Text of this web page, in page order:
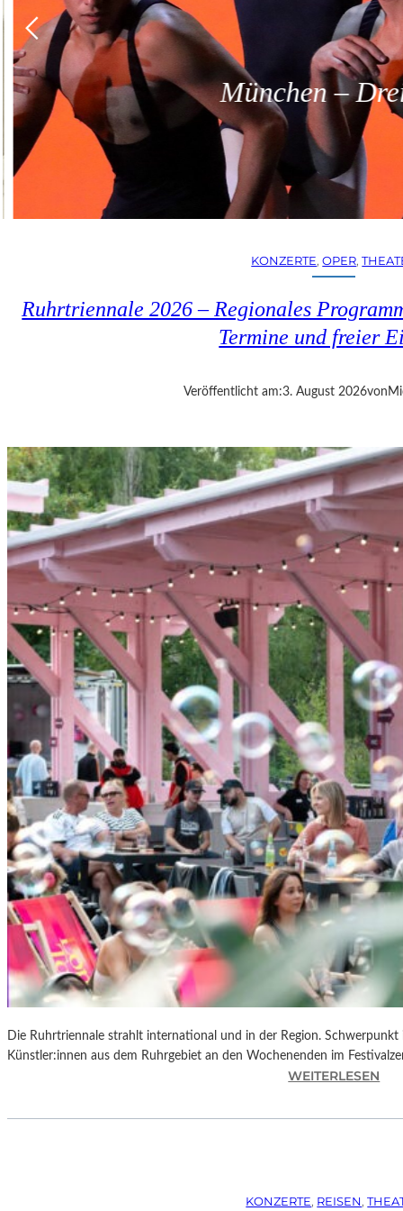
München –
KONZERTE, OPER,
Ruhrtriennale 2026 – Regionales
Termine und freier
Veröffentlicht am:3. August 2026von
Die Ruhrtriennale strahlt international und in der Region.
Künstler:innen aus dem Ruhrgebiet an den Wochenenden im
WEITERLESEN
U
R
KONZERTE, REISEN,